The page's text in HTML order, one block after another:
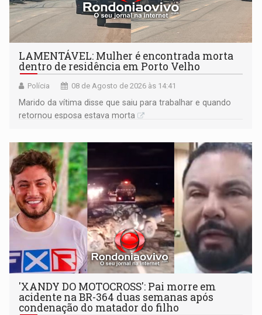
LAMENTÁVEL: Mulher é encontrada morta
dentro de residência em Porto Velho
Polícia 08 de Agosto de 2026 às 14:41
Marido da vítima disse que saiu para trabalhar e quando
retornou esposa estava morta
'XANDY DO MOTOCROSS': Pai morre em
acidente na BR-364 duas semanas após
condenação do matador do filho